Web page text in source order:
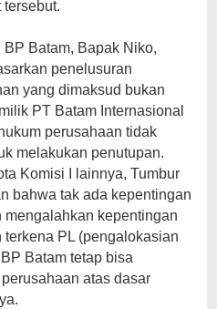
Batam, Bapak Niko,
penelusuran
yang dimaksud bukan
PT Batam Internasional
perusahaan tidak
melakukan penutupan.
Komisi I lainnya, Tumbur
bahwa tak ada kepentingan
kepentingan
PL (pengalokasian
Batam tetap bisa
atas dasar